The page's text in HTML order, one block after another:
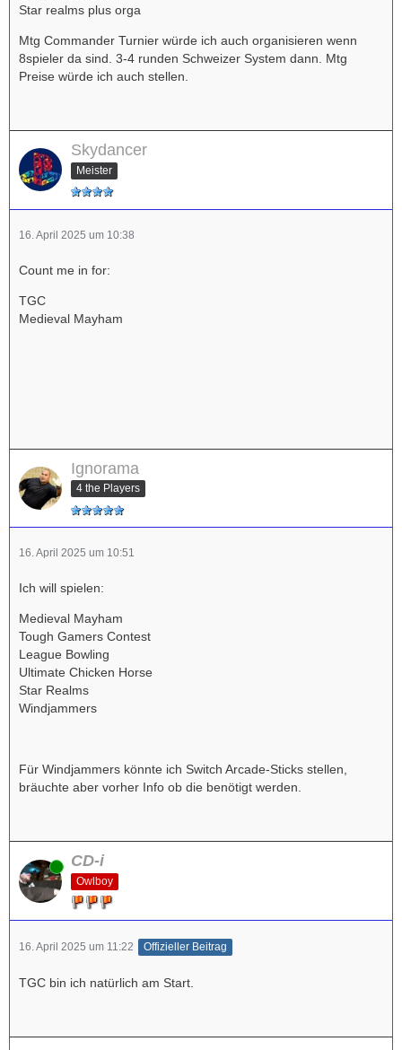
Star realms plus orga
Mtg Commander Turnier würde ich auch organisieren wenn
8spieler da sind. 3-4 runden Schweizer System dann. Mtg
Preise würde ich auch stellen.
Skydancer
Meister
16. April 2025 um 10:38
Count me in for:
TGC
Medieval Mayham
Ignorama
4 the Players
16. April 2025 um 10:51
Ich will spielen:
Medieval Mayham
Tough Gamers Contest
League Bowling
Ultimate Chicken Horse
Star Realms
Windjammers
Für Windjammers könnte ich Switch Arcade-Sticks stellen,
bräuchte aber vorher Info ob die benötigt werden.
Online CD-i
Owlboy
16. April 2025 um 11:22 Offizieller Beitrag
TGC bin ich natürlich am Start.